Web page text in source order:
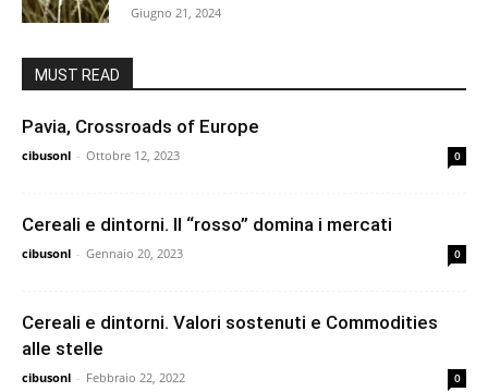
Giugno 21, 2024
MUST READ
Pavia, Crossroads of Europe
cibusonl - Ottobre 12, 2023 0
Cereali e dintorni. Il “rosso” domina i mercati
cibusonl - Gennaio 20, 2023 0
Cereali e dintorni. Valori sostenuti e Commodities
alle stelle
cibusonl - Febbraio 22, 2022 0